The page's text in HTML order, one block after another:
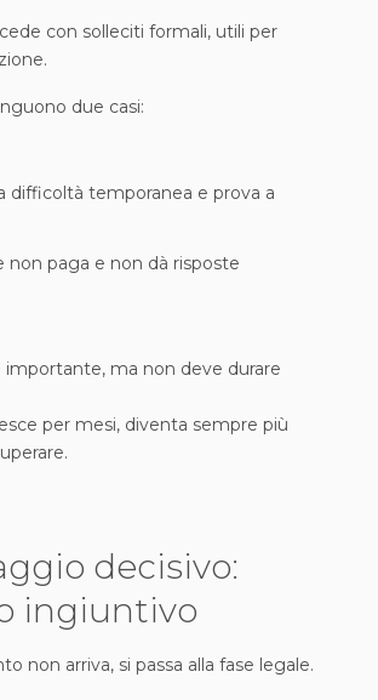
con solleciti formali, utili per
due casi:
difficoltà temporanea e prova a
non paga e non dà risposte
importante, ma non deve durare
per mesi, diventa sempre più
decisivo:
ingiuntivo
non arriva, si passa alla fase legale.